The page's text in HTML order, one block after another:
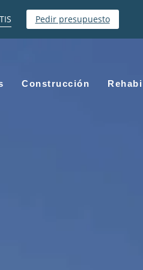
Pedir presupuesto
Construcción